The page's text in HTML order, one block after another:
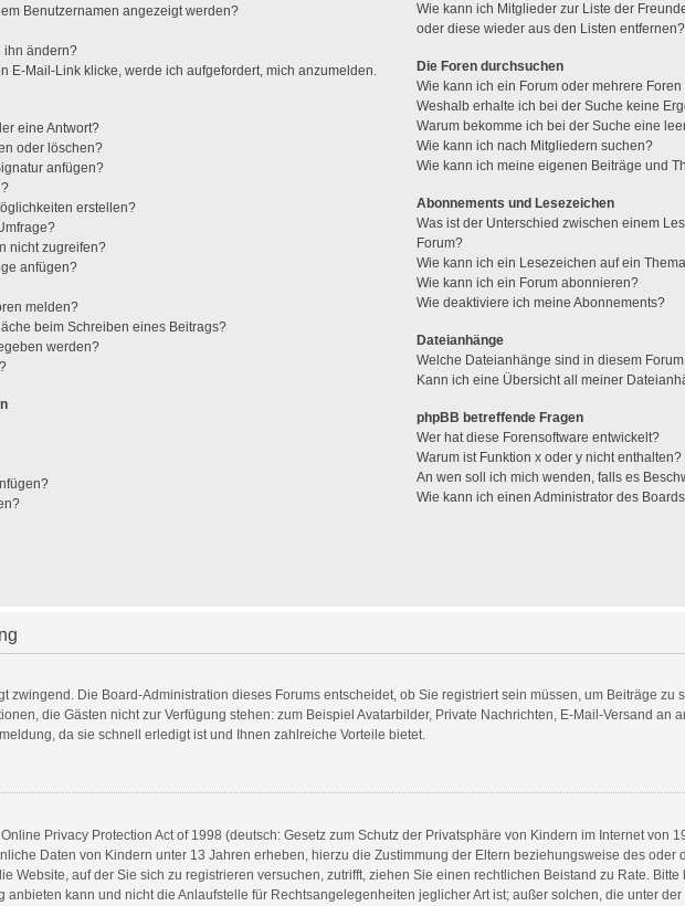
Benutzernamen angezeigt werden?
ihn ändern?
E-Mail-Link klicke, werde ich aufgefordert, mich anzumelden.
eine Antwort?
oder löschen?
anfügen?
erstellen?
nicht zugreifen?
anfügen?
melden?
beim Schreiben eines Beitrags?
werden?
Wie kann ich Mitglieder zur Liste der
oder diese wieder aus den Listen entfernen?
Die Foren durchsuchen
Wie kann ich ein Forum oder mehrere
Weshalb erhalte ich bei der Suche keine
Warum bekomme ich bei der Suche eine
Wie kann ich nach Mitgliedern suchen?
Wie kann ich meine eigenen Beiträge und
Abonnements und Lesezeichen
Was ist der Unterschied zwischen einem
Forum?
Wie kann ich ein Lesezeichen auf ein
Wie kann ich ein Forum abonnieren?
Wie deaktiviere ich meine Abonnements?
Dateianhänge
Welche Dateianhänge sind in diesem
Kann ich eine Übersicht all meiner
phpBB betreffende Fragen
Wer hat diese Forensoftware entwickelt?
Warum ist Funktion x oder y nicht enthalten?
An wen soll ich mich wenden, falls es
Wie kann ich einen Administrator des
zwingend. Die Board-Administration dieses Forums entscheidet, ob Sie registriert sein müssen, um Beiträge zu
die Gästen nicht zur Verfügung stehen: zum Beispiel Avatarbilder, Private Nachrichten, E-Mail-Versand an
da sie schnell erledigt ist und Ihnen zahlreiche Vorteile bietet.
Privacy Protection Act of 1998 (deutsch: Gesetz zum Schutz der Privatsphäre von Kindern im Internet von
Daten von Kindern unter 13 Jahren erheben, hierzu die Zustimmung der Eltern beziehungsweise des
Website, auf der Sie sich zu registrieren versuchen, zutrifft, ziehen Sie einen rechtlichen Beistand zu Rate.
anbieten kann und nicht die Anlaufstelle für Rechtsangelegenheiten jeglicher Art ist; außer solchen, die unter